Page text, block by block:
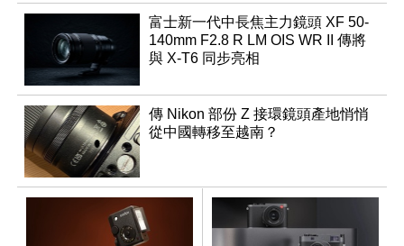
富士新一代中長焦主力鏡頭 XF 50-
140mm F2.8 R LM OIS WR II 傳將
與 X-T6 同步亮相
傳 Nikon 部份 Z 接環鏡頭產地悄悄
從中國轉移至越南？